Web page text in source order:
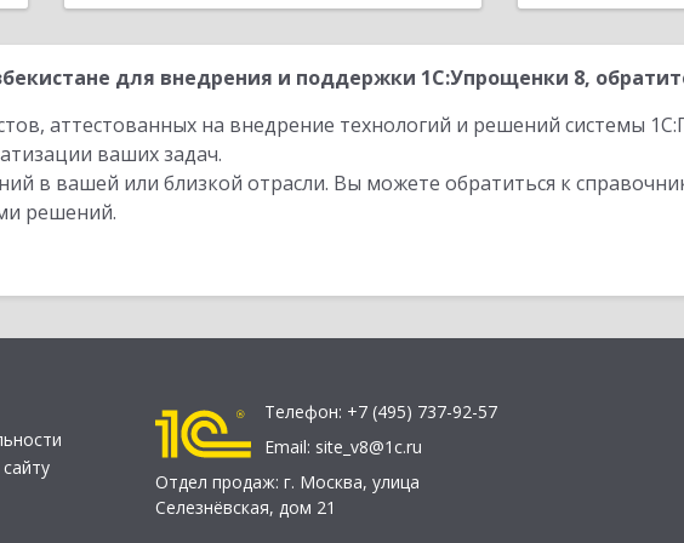
для внедрения и поддержки 1С:Упрощенки 8,
аттестованных на внедрение технологий и решений системы
ваших задач.
в вашей или близкой отрасли. Вы можете обратиться к
решений.
Телефон: +7 (495) 737-92-57
Email: site_v8@1c.ru
Отдел продаж: г. Москва, улица
Селезнёвская, дом 21